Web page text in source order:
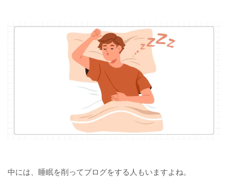
中には、睡眠を削ってブログをする人もいますよね。